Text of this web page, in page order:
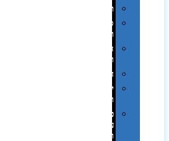
תרמי
ספלים
וכוסות
הוקרה
ואומנות
חגים
יין
ומארזים
כלי
עבודה
ופנסים